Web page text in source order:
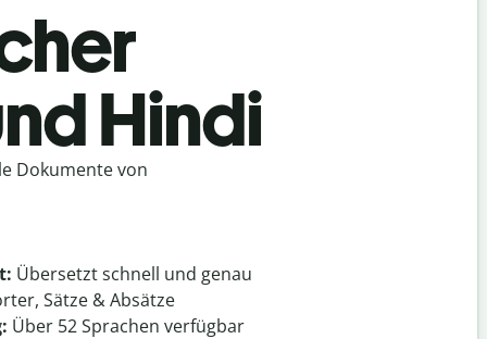
Hindi
Dokumente von
Übersetzt schnell und genau
Sätze & Absätze
Über 52Sprachen verfügbar